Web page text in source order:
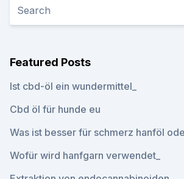
Featured Posts
Ist cbd-öl ein wundermittel_
Cbd öl für hunde eu
Was ist besser für schmerz hanföl
Wofür wird hanfgarn verwendet_